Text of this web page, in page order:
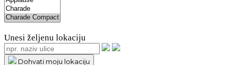
Unesi željenu lokaciju
Dohvati moju lokaciju